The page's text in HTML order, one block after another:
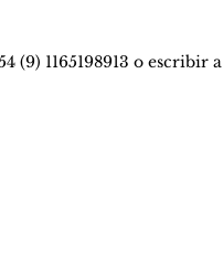
(9) 1165198913 o escribir a